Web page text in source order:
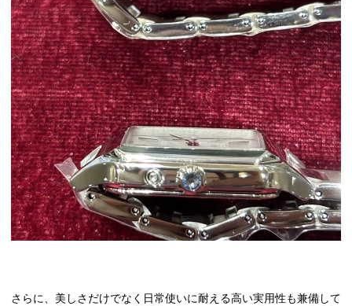
さらに、美しさだけでなく日常使いに耐える高い実用性も兼備して